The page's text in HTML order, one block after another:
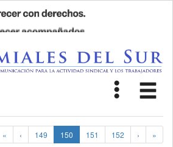
Toggle
« ‹ 149 150 151 152 › »